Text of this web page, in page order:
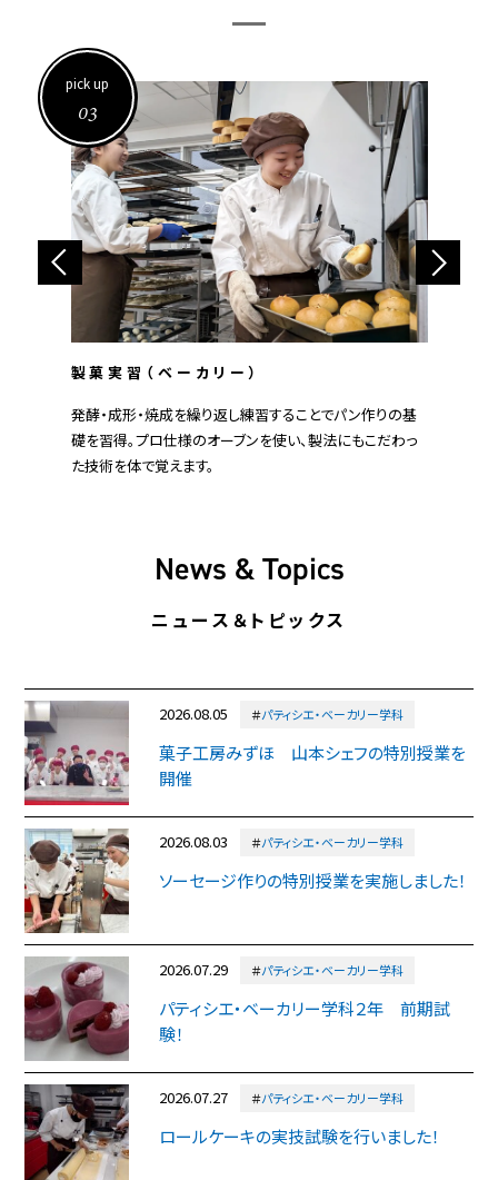
製菓実習（和菓子）
和菓子独特の技術や表現方法に触れ、定番の和菓子から
生菓子・干菓子など幅広く学びます。
pick up
04
News & Topics
ニュース＆トピックス
2026.08.05 ＃パティシエ・ベーカリー学科
菓子工房みずほ 山本シェフの特別授業を
開催
2026.08.03 ＃パティシエ・ベーカリー学科
ソーセージ作りの特別授業を実施しました！
2026.07.29 ＃パティシエ・ベーカリー学科
パティシエ・ベーカリー学科２年 前期試
験！
2026.07.27 ＃パティシエ・ベーカリー学科
ロールケーキの実技試験を行いました！